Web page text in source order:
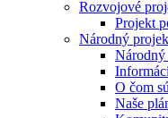
Rozvojové
Projekt
Národný
O čom
Naše